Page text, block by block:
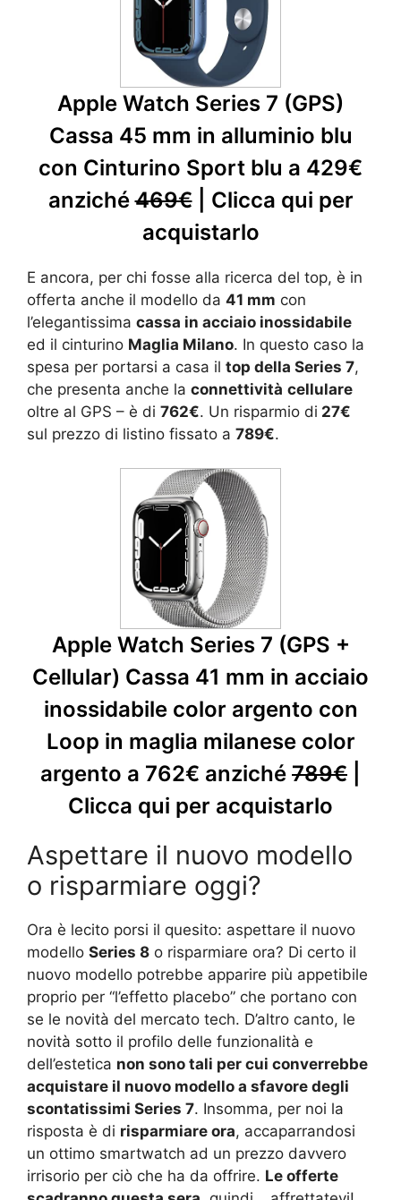
Apple Watch Series 7 (GPS)
Cassa 45 mm in alluminio blu
con Cinturino Sport blu a 429€
anziché469€| Clicca qui per
acquistarlo
E ancora, per chi fosse alla ricerca del top, è in
offerta anche il modello da 41 mm con
l’elegantissima cassa in acciaio inossidabile
ed il cinturino Maglia Milano. In questo caso la
spesa per portarsi a casa il top della Series 7,
che presenta anche la connettività cellulare
oltre al GPS – è di 762€. Un risparmio di 27€
sul prezzo di listino fissato a 789€.
Apple Watch Series 7 (GPS +
Cellular) Cassa 41 mm in acciaio
inossidabile color argento con
Loop in maglia milanese color
argento a 762€ anziché 789€
Clicca qui per acquistarlo
Aspettare il nuovo modello
o risparmiare oggi?
Ora è lecito porsi il quesito: aspettare il nuovo
modello Series 8 o risparmiare ora? Di certo il
nuovo modello potrebbe apparire più appetibile
proprio per “l’effetto placebo” che portano con
se le novità del mercato tech. D’altro canto, le
novità sotto il profilo delle funzionalità e
dell’estetica non sono tali per cui converrebbe
acquistare il nuovo modello a sfavore degli
scontatissimi Series 7. Insomma, per noi la
risposta è di risparmiare ora, accaparrandosi
un ottimo smartwatch ad un prezzo davvero
irrisorio per ciò che ha da offrire. Le offerte